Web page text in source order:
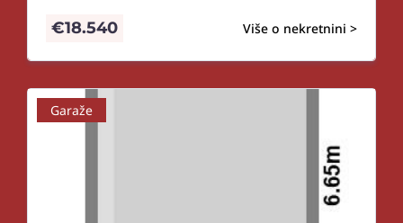
Više o nekretnini >
€18.540
Garaže